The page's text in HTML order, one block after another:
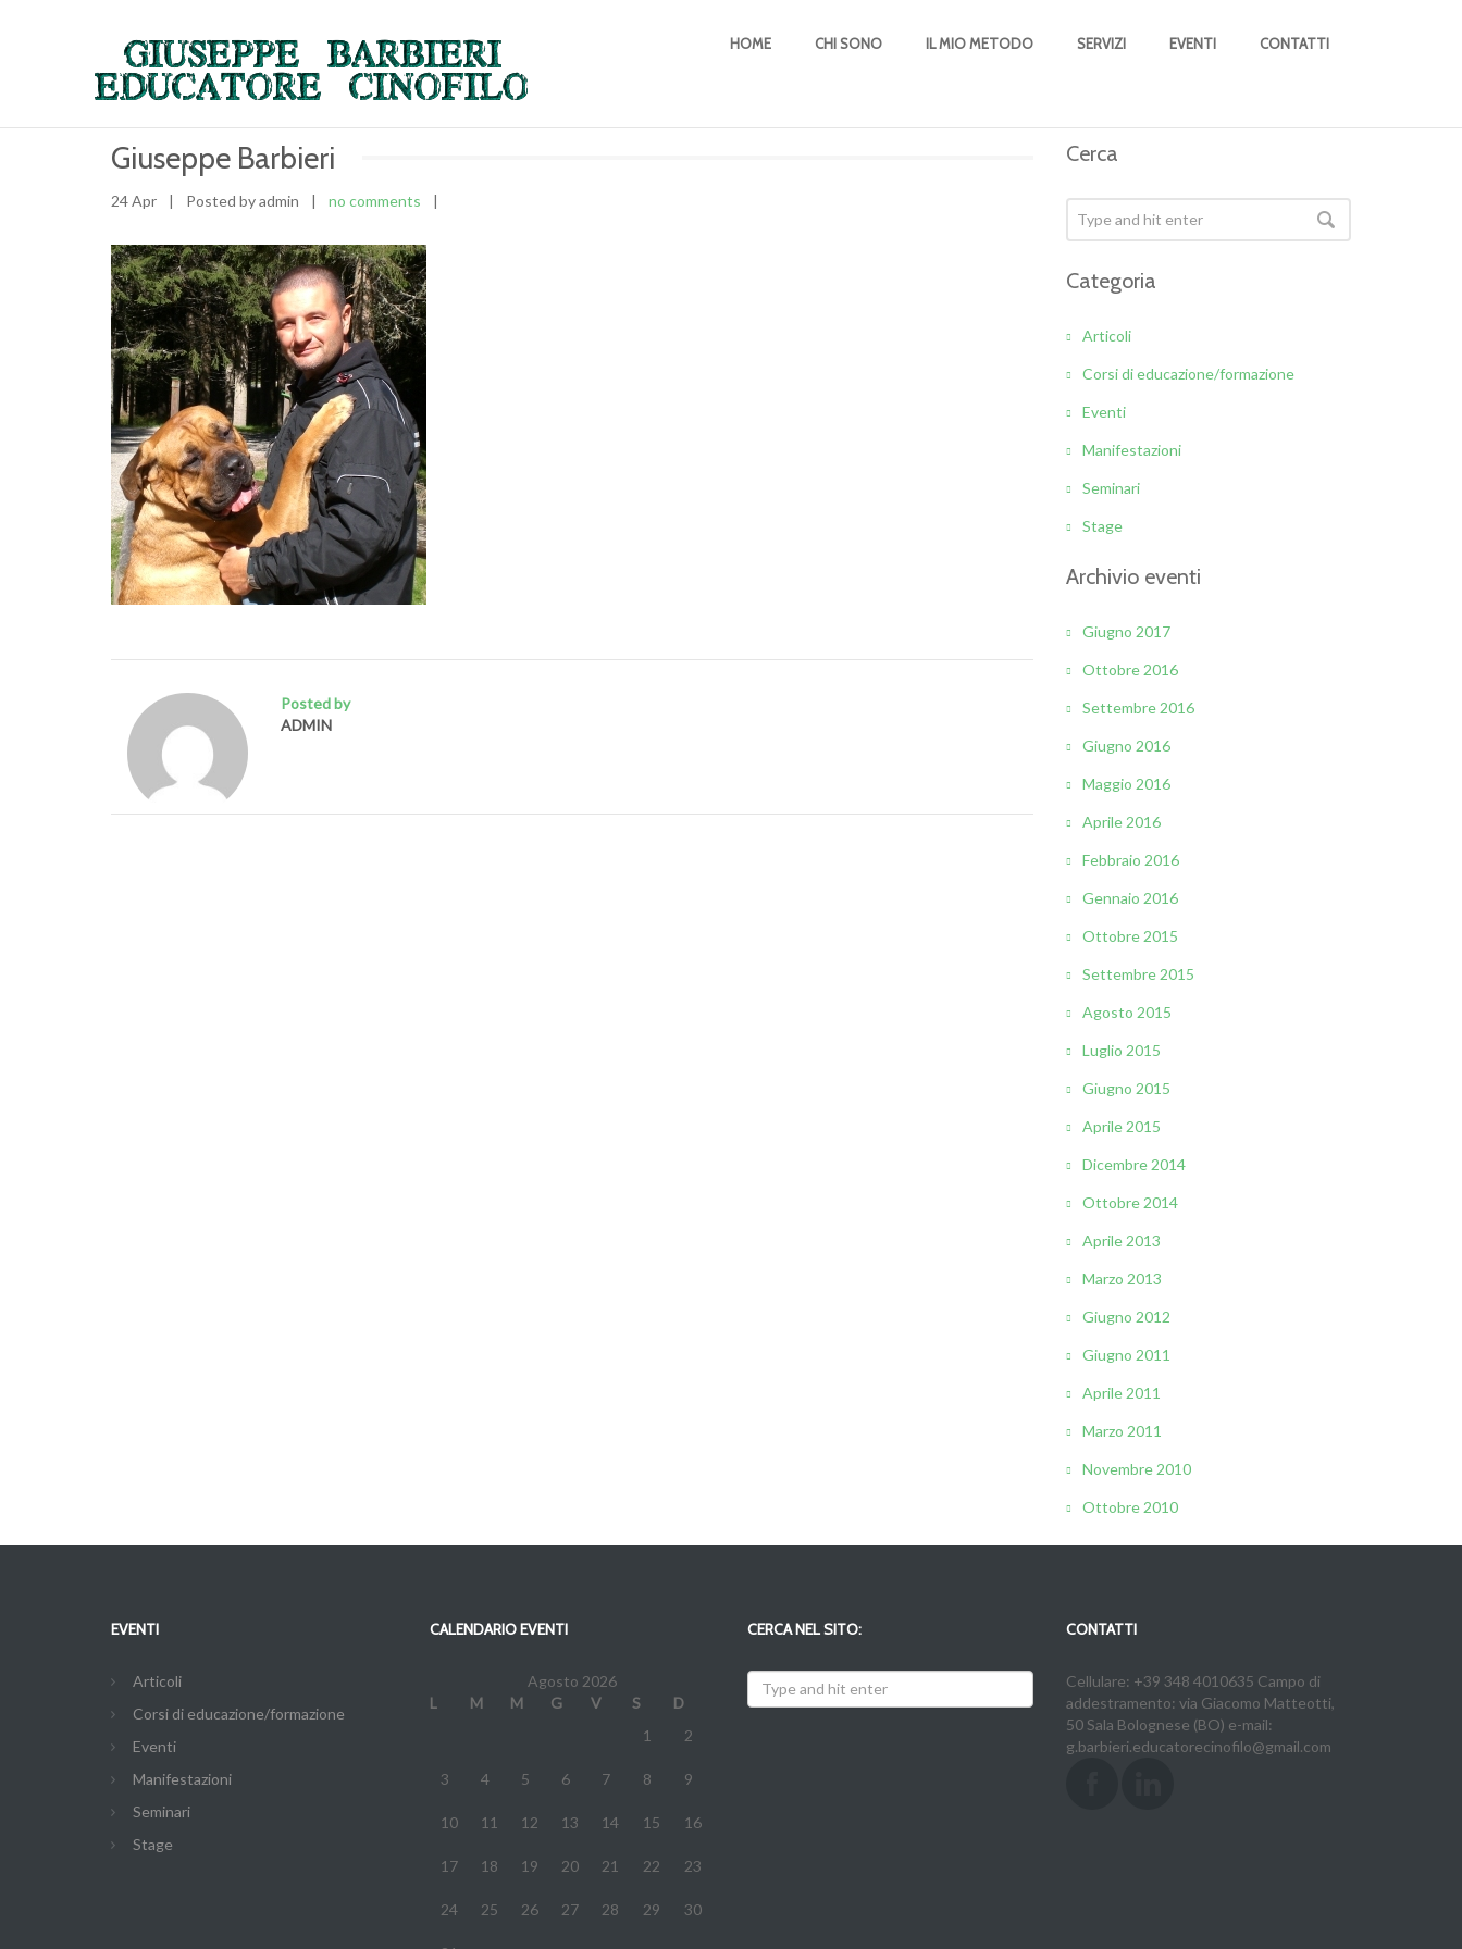
HOME CHI SONO IL MIO METODO SERVIZI EVENTI CONTATTI
Giuseppe Barbieri
24 Apr | Posted by admin | no comments |
Posted by
ADMIN
Cerca
Categoria
Articoli
Corsi di educazione/formazione
Eventi
Manifestazioni
Seminari
Stage
Archivio eventi
Giugno 2017
Ottobre 2016
Settembre 2016
Giugno 2016
Maggio 2016
Aprile 2016
Febbraio 2016
Gennaio 2016
Ottobre 2015
Settembre 2015
Agosto 2015
Luglio 2015
Giugno 2015
Aprile 2015
Dicembre 2014
Ottobre 2014
Aprile 2013
Marzo 2013
Giugno 2012
Giugno 2011
Aprile 2011
Marzo 2011
Novembre 2010
Ottobre 2010
EVENTI
Articoli
Corsi di educazione/formazione
Eventi
Manifestazioni
Seminari
Stage
CALENDARIO EVENTI
Agosto 2026
L
M M G V S
D
1
2
3 4 5 6 7 8 9
10 11 12 13 14 15 16
17 18 19 20 21 22 23
24 25 26 27 28 29 30
CERCA NEL SITO: CONTATTI
Cellulare: +39 348 4010635 Campo di
addestramento: via Giacomo Matteotti,
50 Sala Bolognese (BO) e-mail:
g.barbieri.educatorecinofilo@gmail.com